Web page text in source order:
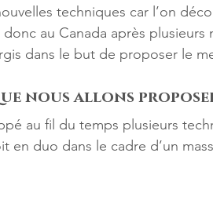
techniques car l’on
au Canada après
dans le but de proposer le
que nous allons
au fil du temps plusieurs
en duo dans le cadre d’un